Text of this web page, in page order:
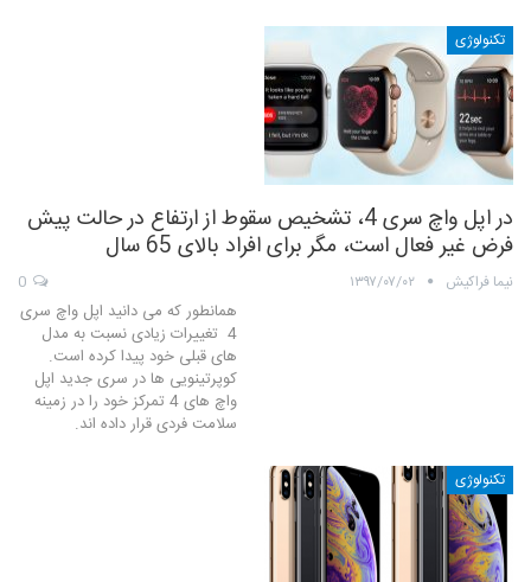
تکنولوژی
در اپل واچ سری 4، تشخیص سقوط از ارتفاع در حالت پیش
فرض غیر فعال است، مگر برای افراد بالای 65 سال
نیما فراکیش ۱۳۹۷/۰۷/۰۲
همانطور که می دانید اپل واچ سری
4 تغییرات زیادی نسبت به مدل
های قبلی خود پیدا کرده است.
کوپرتینویی ها در سری جدید اپل
واچ های 4 تمرکز خود را در زمینه
سلامت فردی قرار داده اند.
تکنولوژی